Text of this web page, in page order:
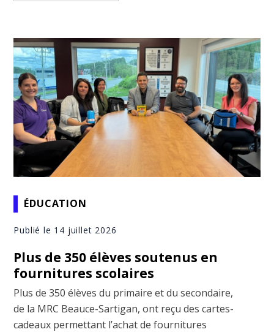
ÉDUCATION
Publié le 14 juillet 2026
Plus de 350 élèves soutenus en
fournitures scolaires
Plus de 350 élèves du primaire et du secondaire,
de la MRC Beauce-Sartigan, ont reçu des cartes-
cadeaux permettant l’achat de fournitures